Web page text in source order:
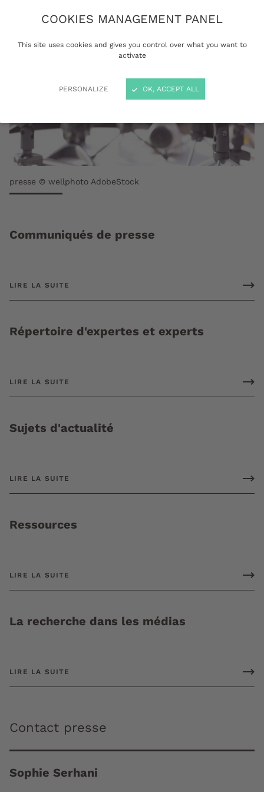
COOKIES MANAGEMENT PANEL
This site uses cookies and gives you control over what you want to
activate
PERSONALIZE OK, ACCEPT ALL
presse © wellphoto AdobeStock
Communiqués de presse
LIRE LA SUITE
Répertoire d'expertes et experts
LIRE LA SUITE
Sujets d'actualité
LIRE LA SUITE
Ressources
LIRE LA SUITE
La recherche dans les médias
LIRE LA SUITE
Contact presse
Sophie Serhani